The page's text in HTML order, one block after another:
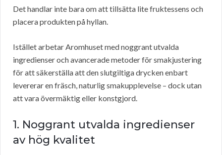
Det handlar inte bara om att tillsätta lite fruktessens och
placera produkten på hyllan.
Istället arbetar Aromhuset med noggrant utvalda
ingredienser och avancerade metoder för smakjustering
för att säkerställa att den slutgiltiga drycken enbart
levererar en fräsch, naturlig smakupplevelse – dock utan
att vara övermäktig eller konstgjord.
1. Noggrant utvalda ingredienser
av hög kvalitet